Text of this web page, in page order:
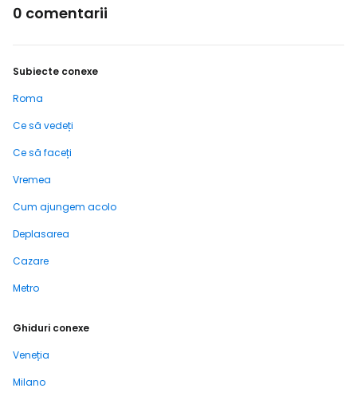
0 comentarii
Subiecte conexe
Roma
Ce să vedeți
Ce să faceți
Vremea
Cum ajungem acolo
Deplasarea
Cazare
Metro
Ghiduri conexe
Veneția
Milano